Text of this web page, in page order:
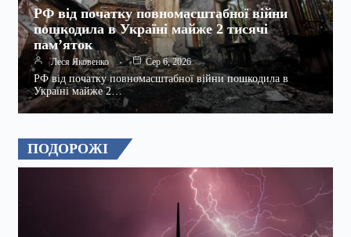
РФ від початку повномасштабної війни
пошкодила в Україні майже 2 тисячі
пам’яток
Леся Яковенко Сер 6, 2026
РФ від початку повномасштабної війни пошкодила в
Україні майже 2…
ПОДОРОЖІ